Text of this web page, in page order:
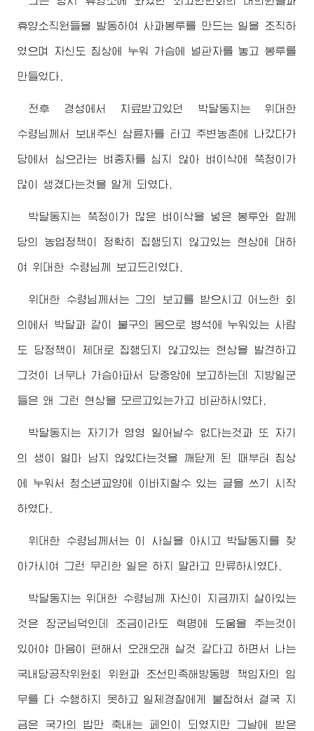
휴양소직원들을 발동하여 사과봉투를 만드는 일을 조직하
였으며 자신도 침상에 누워 가슴에 널판자를 놓고 봉투를
만들었다.
전후 경성에서 치료받고있던 박달동지는 위대한
수령님께서 보내주신 삼륜차를 타고 주변농촌에 나갔다가
당에서 심으라는 벼종자를 심지 않아 벼이삭에 쭉정이가
많이 생겼다는것을 알게 되였다.
박달동지는 쭉정이가 많은 벼이삭을 넣은 봉투와 함께
당의 농업정책이 정확히 집행되지 않고있는 현상에 대하
여 위대한 수령님 께 보고드리였다.
위대한 수령님께서 는 그의 보고를 받으시고 어느한 회
의에서 박달과 같이 불구의 몸으로 병석에 누워있는 사람
도 당정책이 제대로 집행되지 않고있는 현상을 발견하고
그것이 너무나 가슴아파서 당중앙에 보고하는데 지방일군
들은 왜 그런 현상을 모르고있는가고 비판하시였다.
박달동지는 자기가 영영 일어날수 없다는것과 또 자기
의 생이 얼마 남지 않았다는것을 깨닫게 된 때부터 침상
에 누워서 청소년교양에 이바지할수 있는 글을 쓰기 시작
하였다.
위대한 수령님께서 는 이 사실을 아시고 박달동지를 찾
아가시여 그런 무리한 일은 하지 말라고 만류하시였다.
박달동지는위대한 수령님 께 자신이 지금까지 살아있는
것은 장군님 덕인데 조금이라도 혁명에 도움을 주는것이
있어야 마음이 편해서 오래오래 살것 같다고 하면서 나는
국내당공작위원회 위원과 조선민족해방동맹 책임자의 임
무를 다 수행하지 못하고 일제경찰에게 붙잡혀서 결국 지
금은 국가의 밥만 축내는 페인이 되였지만 그날에 받은